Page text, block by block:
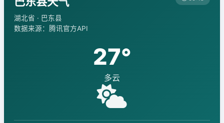
湖北省 · 巴东县
数据来源：腾讯官方API
27°
多云